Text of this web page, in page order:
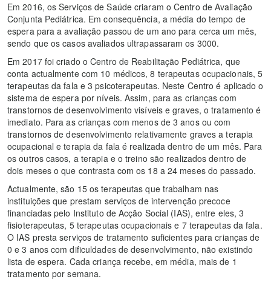
Em 2016, os Serviços de Saúde criaram o Centro de Avaliação
Conjunta Pediátrica. Em consequência, a média do tempo de
espera para a avaliação passou de um ano para cerca um mês,
sendo que os casos avaliados ultrapassaram os 3000.
Em 2017 foi criado o Centro de Reabilitação Pediátrica, que
conta actualmente com 10 médicos, 8 terapeutas ocupacionais, 5
terapeutas da fala e 3 psicoterapeutas. Neste Centro é aplicado o
sistema de espera por níveis. Assim, para as crianças com
transtornos de desenvolvimento visíveis e graves, o tratamento é
imediato. Para as crianças com menos de 3 anos ou com
transtornos de desenvolvimento relativamente graves a terapia
ocupacional e terapia da fala é realizada dentro de um mês. Para
os outros casos, a terapia e o treino são realizados dentro de
dois meses o que contrasta com os 18 a 24 meses do passado.
Actualmente, são 15 os terapeutas que trabalham nas
instituições que prestam serviços de intervenção precoce
financiadas pelo Instituto de Acção Social (IAS), entre eles, 3
fisioterapeutas, 5 terapeutas ocupacionais e 7 terapeutas da fala.
O IAS presta serviços de tratamento suficientes para crianças de
0 e 3 anos com dificuldades de desenvolvimento, não existindo
lista de espera. Cada criança recebe, em média, mais de 1
tratamento por semana.